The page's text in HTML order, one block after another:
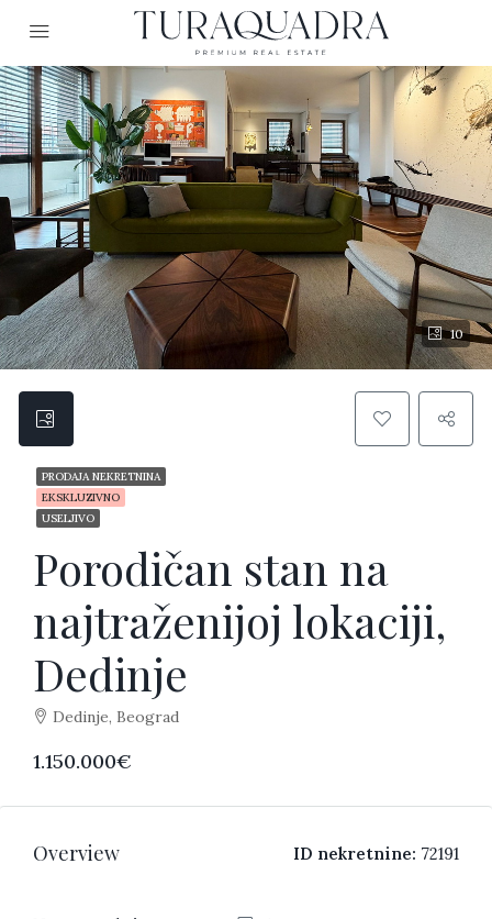
10
PRODAJA NEKRETNINA
EKSKLUZIVNO
USELJIVO
Porodičan stan na
najtraženijoj lokaciji,
Dedinje
Dedinje, Beograd
1.150.000€
Overview ID nekretnine: 72191